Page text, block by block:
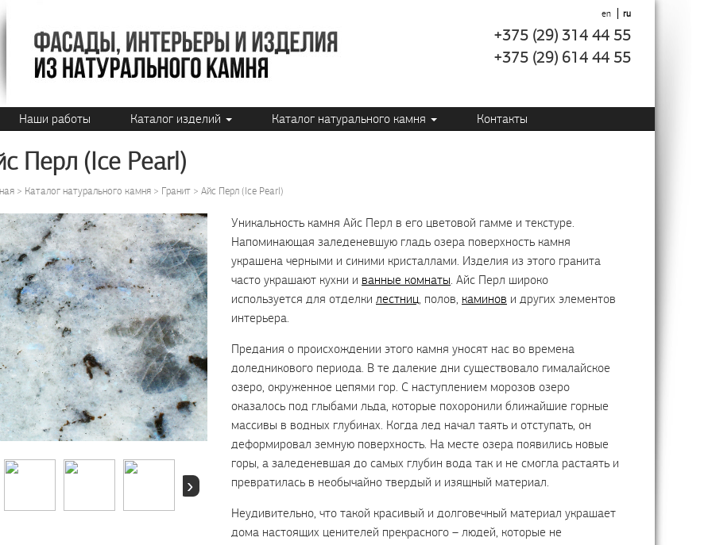
en ru
+375 (29) 314 44 55
+375 (29) 614 44 55
Наши работы Каталог изделий Каталог натурального камня Контакты
Перл (Ice Pearl)
Каталог натурального камня Гранит Айс Перл (Ice Pearl)
›
Уникальность камня Айс Перл в его цветовой гамме и текстуре.
Напоминающая заледеневшую гладь озера поверхность камня
украшена черными и синими кристаллами. Изделия из этого гранита
часто украшают кухни и ванные комнаты. Айс Перл широко
используется для отделки лестниц, полов, каминов и других элементов
интерьера.
Предания о происхождении этого камня уносят нас во времена
доледникового периода. В те далекие дни существовало гималайское
озеро, окруженное цепями гор. С наступлением морозов озеро
оказалось под глыбами льда, которые похоронили ближайшие горные
массивы в водных глубинах. Когда лед начал таять и отступать, он
деформировал земную поверхность. На месте озера появились новые
горы, а заледеневшая до самых глубин вода так и не смогла растаять и
превратилась в необычайно твердый и изящный материал.
Неудивительно, что такой красивый и долговечный материал украшает
дома настоящих ценителей прекрасного – людей, которые не